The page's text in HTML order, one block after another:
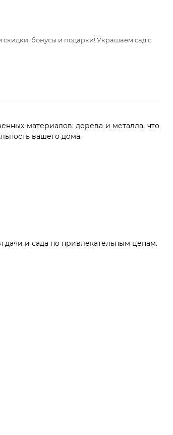
бонусы и подарки! Украшаем сад с
материалов: дерева и металла, что
вашего дома.
и сада по привлекательным ценам.